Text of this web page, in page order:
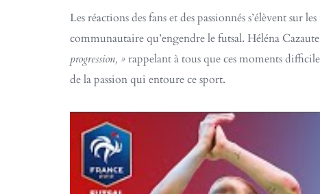
Les réactions des fans et des passionnés s’élèvent
communautaire qu’engendre le futsal. Héléna
progression, »rappelant à tous que ces moments
de la passion qui entoure ce sport.